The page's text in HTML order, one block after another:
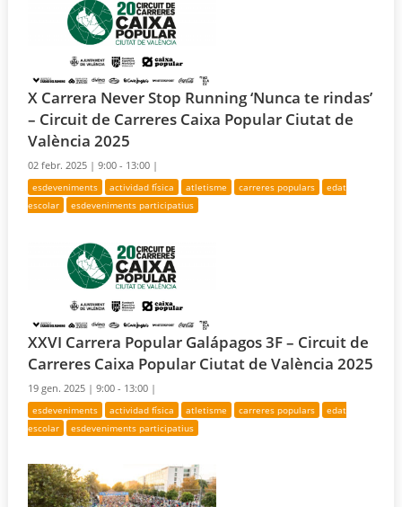
X Carrera Never Stop Running ‘Nunca te rindas’
– Circuit de Carreres Caixa Popular Ciutat de
València 2025
02 febr. 2025 |9:00 - 13:00 |
esdeveniments actividad física atletisme carreres populars
edat
escolar
esdeveniments participatius
XXVI Carrera Popular Galápagos 3F – Circuit de
Carreres Caixa Popular Ciutat de València 2025
19 gen. 2025 |9:00 - 13:00 |
esdeveniments actividad física atletisme carreres populars
edat
escolar
esdeveniments participatius